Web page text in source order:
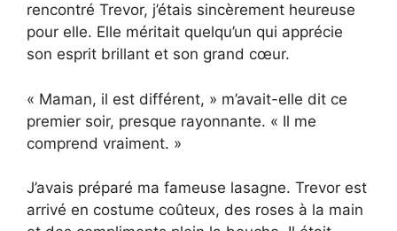
rencontré Trevor, j’étais sincèrement heureuse
pour elle. Elle méritait quelqu’un qui apprécie
son esprit brillant et son grand cœur.
« Maman, il est différent, » m’avait-elle dit ce
premier soir, presque rayonnante. « Il me
comprend vraiment. »
J’avais préparé ma fameuse lasagne. Trevor est
arrivé en costume coûteux, des roses à la main